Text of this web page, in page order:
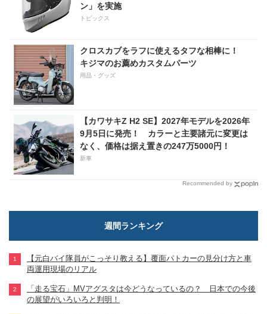
ン」を実施
トピックス
クロスカブをラフに使えるタフな相棒に！
キジマのお薦めカスタムパーツ
用品・グッズ
【カワサキZ H2 SE】2027年モデルを2026年
9月5日に発売！ カラーと主要諸元に変更は
なく、価格は据え置きの247万5000円！
新車
Recommended by
週間ランキング
【元白バイ隊員がこっそり教える】覆面パトカーの見分け方と車
両運用現場のリアル
「走る宝石」MVアグスタは今どうなっているの？ 日本での今後
の展望がいろいろと判明！